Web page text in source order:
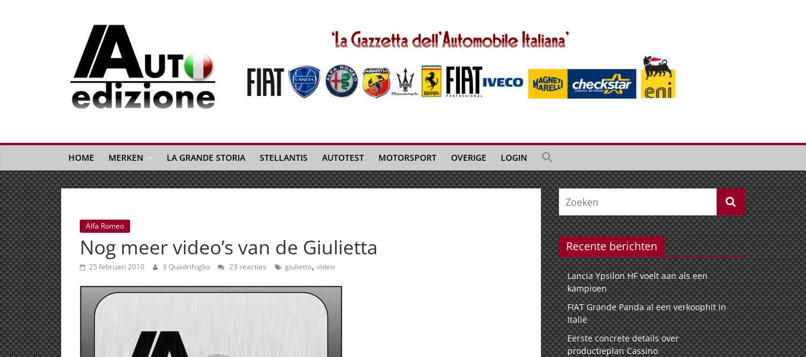
Auto
Edizione
La
Gazetta
dell'Automobile
Italiana
|
Italiaans
autonieuws
&
lifestyle
HOME MERKEN LA GRANDE STORIA STELLANTIS AUTOTEST MOTORSPORT OVERIGE LOGIN
Alfa Romeo
Nog meer video’s van de Giulietta
25 februari 2010 Il Quadrifoglio 23 reacties giulietta, video
Recente berichten
Lancia Ypsilon HF voelt aan als een
kampioen
FIAT Grande Panda al een verkoophit in
Italië
Eerste concrete details over
productieplan Cassino